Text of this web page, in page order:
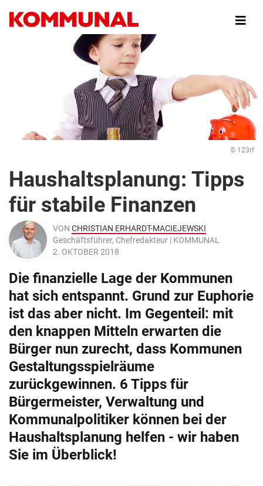
zum
Inhalt
© 123rf
Haushaltsplanung: Tipps
für stabile Finanzen
VON CHRISTIAN ERHARDT-MACIEJEWSKI
Geschäftsführer, Chefredakteur | KOMMUNAL
2. OKTOBER 2018
Die finanzielle Lage der Kommunen
hat sich entspannt. Grund zur Euphorie
ist das aber nicht. Im Gegenteil: mit
den knappen Mitteln erwarten die
Bürger nun zurecht, dass Kommunen
Gestaltungsspielräume
zurückgewinnen. 6 Tipps für
Bürgermeister, Verwaltung und
Kommunalpolitiker können bei der
Haushaltsplanung helfen - wir haben
Sie im Überblick!